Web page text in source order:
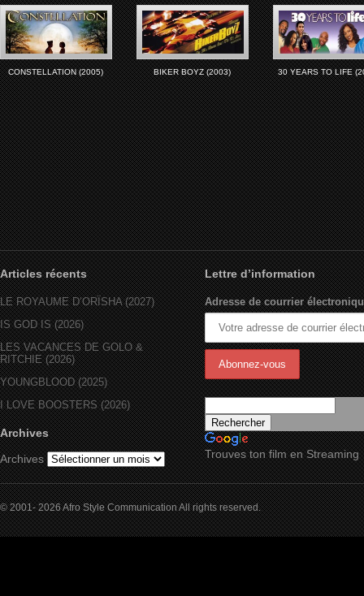
CONSTELLATION (2005) BIKER BOYZ (2003) 30 YEARS TO LIFE
Articles récents
LE ROYAUME D’ORÏSHA (2027)
IS GOD IS (2026)
LES VACANCES DE GOLO &
RITCHIE (2026)
YOUNGBLOOD (2025)
I LOVE BOOSTERS (2026)
Archives
Archives
Lettre d’information
Adresse de courrier
Trouves ton film en Streaming
© 2001- 2026 Afro Style Communication All rights reserved.